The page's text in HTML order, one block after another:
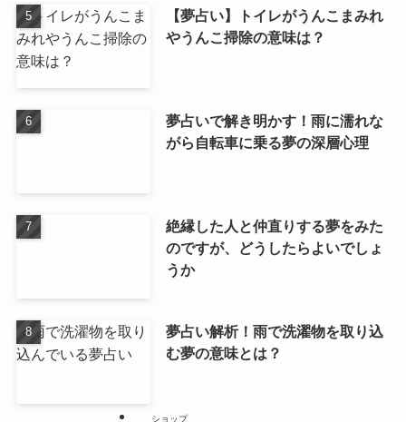
【夢占い】トイレがうんこまみれ
やうんこ掃除の意味は？
夢占いで解き明かす！雨に濡れな
がら自転車に乗る夢の深層心理
絶縁した人と仲直りする夢をみた
のですが、どうしたらよいでしょ
うか
夢占い解析！雨で洗濯物を取り込
む夢の意味とは？
ショップ